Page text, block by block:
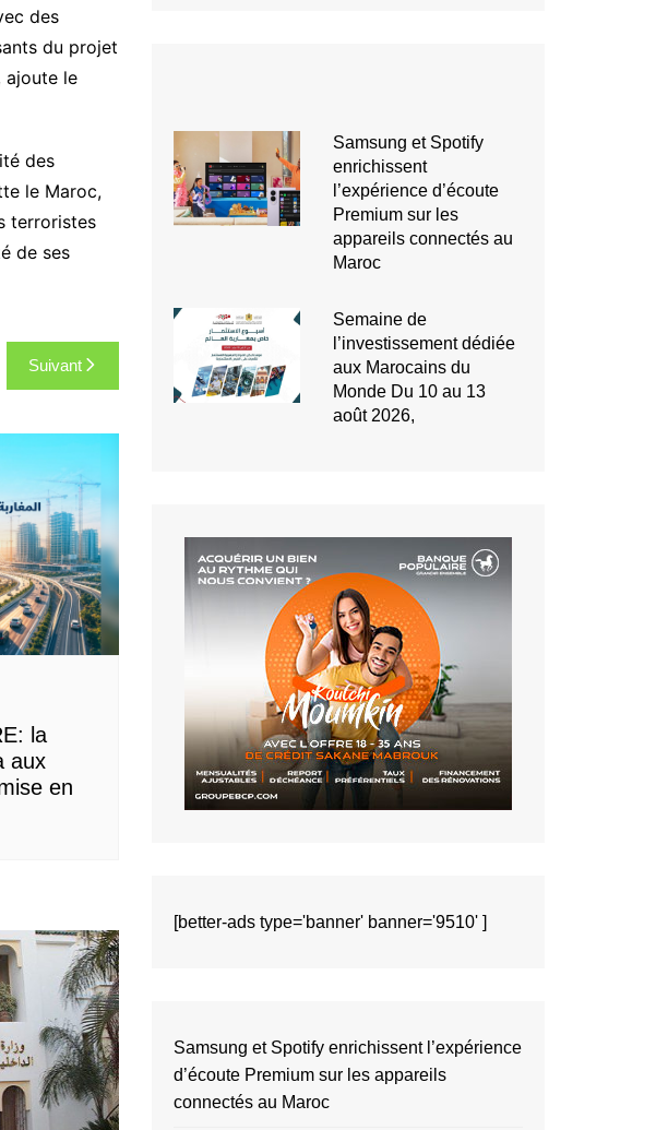
des
du projet
ajoute le
des
le Maroc,
terroristes
de ses
Suivant
la
aux
en
Samsung et Spotify
enrichissent
l’expérience d’écoute
Premium sur les
appareils connectés au
Maroc
Semaine de
l’investissement dédiée
aux Marocains du
Monde Du 10 au 13
août 2026,
[better-ads type='banner' banner='9510' ]
Samsung et Spotify enrichissent l’expérience
d’écoute Premium sur les appareils
connectés au Maroc